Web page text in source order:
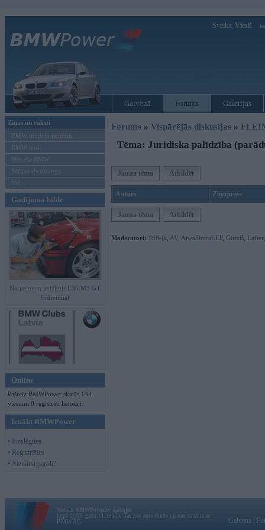
Sveiks, Viesi!
Galvenā Forums Galerijas
Ziņas un raksti
BMW modeļu jaunumi
BMW testi
Mēneša BMW
Sērijveida tūnings
Vel...
Gadījuma bilde
No pelniem atdzimis E36 M3 GT
Individual
Online
Pašreiz BMWPower skatās 133
viesi un 0 reģistrēti lietotāji.
Ienākt BMWPower
• Pieslēgties
• Reģistrēties
• Aizmirsi paroli?
Forums » Vispārējās diskusijas »
Tēma: Juridiska palīdzība
Jauna tēma Atbildēt
Autors Ziņojums
Jauna tēma Atbildēt
Moderatori: 968-jk AV AiwaShuraLLP, GirtzB Lafter
Vortāls BMWPower.lv darbojas
kopš 2002. gada 14. maija. Tas nav auto klubs un nav saistīts ar
BMW AG.
Galvena